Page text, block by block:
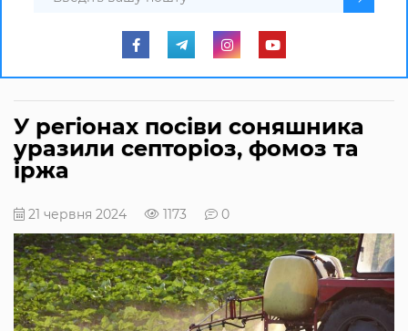
У регіонах посіви соняшника
уразили септоріоз, фомоз та
іржа
21 червня 2024 1173 0